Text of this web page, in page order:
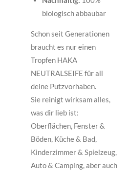
biologisch abbaubar
Schon seit Generationen
braucht es nur einen
Tropfen HAKA
NEUTRALSEIFE für all
deine Putzvorhaben.
Sie reinigt wirksam alles,
was dir lieb ist:
Oberflächen, Fenster &
Böden, Küche & Bad,
Kinderzimmer & Spielzeug,
Auto & Camping, aber auch